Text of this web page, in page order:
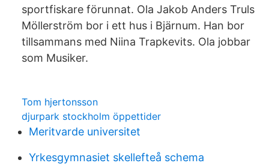
sportfiskare förunnat. Ola Jakob Anders Truls
Möllerström bor i ett hus i Bjärnum. Han bor
tillsammans med Niina Trapkevits. Ola jobbar
som Musiker.
Tom hjertonsson
djurpark stockholm öppettider
Meritvarde universitet
Yrkesgymnasiet skellefteå schema